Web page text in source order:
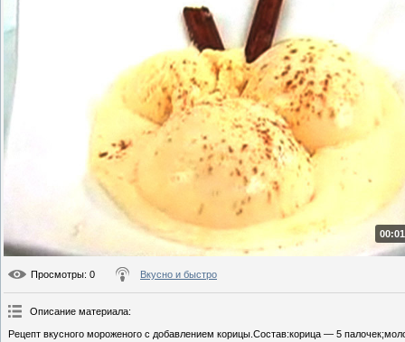
Просмотры: 0 Вкусно и быстро
Описание материала:
Рецепт вкусного мороженого с добавлением корицы.Состав:корица — 5